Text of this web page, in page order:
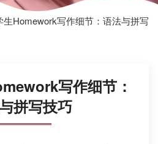
生Homework写作细节：语法与拼写
写作细节：
拼写技巧